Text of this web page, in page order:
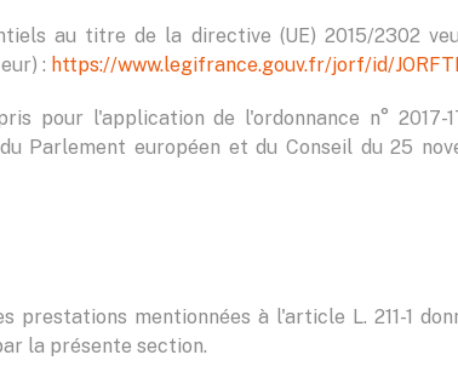
au titre de la directive (UE) 2015/2302
: https://www.legifrance.gouv.fr/jorf/id/
pour l'application de l'ordonnance n°
Parlement européen et du Conseil du 25
mentionnées à l'article L. 211-1
la présente section.